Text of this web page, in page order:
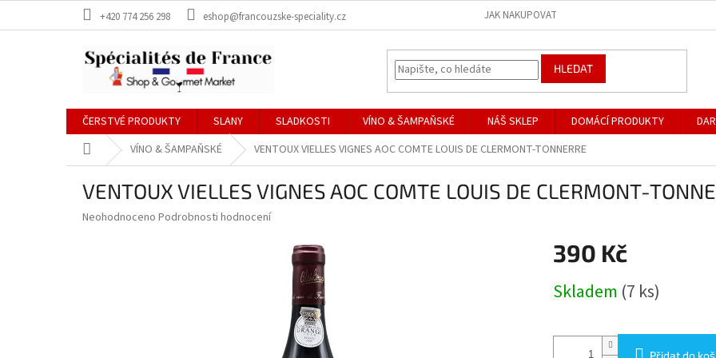
+420 774 256 298 eshop@francouzske-speciality.cz JAK NAKUPOVAT
HLEDAT
ČERSTVÉ PRODUKTY SLANY SLADKOSTI VÍNO & ŠAMPAŇSKÉ NÁŠ SKLEP DOMÁCÍ PRODUKTY
Domů VÍNO & ŠAMPAŇSKÉ VENTOUX VIELLES VIGNES AOC COMTE LOUIS DE CLERMONT-TONNERRE
VENTOUX VIELLES VIGNES AOC COMTE LOUIS DE CLERMONT-
Průměrné
Neohodnoceno Podrobnosti hodnocení
390 Kč
cena:
Skladem (7 ks)